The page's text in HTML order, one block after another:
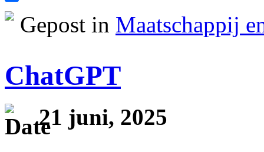
Gepost in Maatschappij
ChatGPT
21 juni, 2025